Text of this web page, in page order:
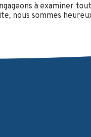
à examiner
nous sommes